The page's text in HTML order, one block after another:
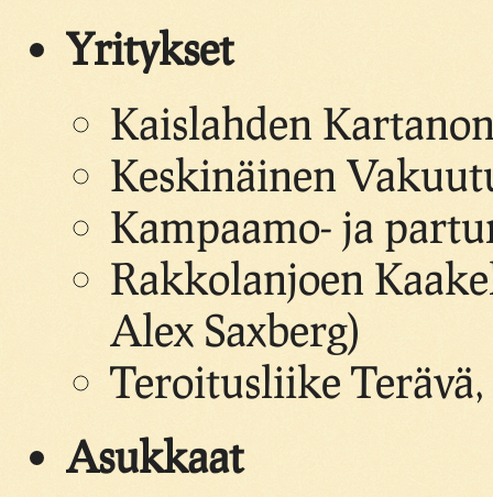
Yritykset
Kaislahden
Keskinäinen
Kampaamo- ja
Rakkolanjoen
Alex Saxberg)
Teroitusliike
Asukkaat